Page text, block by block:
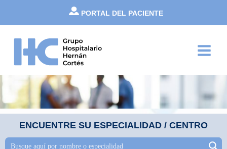
contenido
PORTAL DEL PACIENTE
Menu
ENCUENTRE SU ESPECIALIDAD / CENTRO